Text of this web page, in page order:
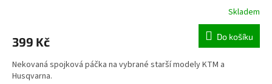
Skladem
399 Kč Do košíku
Nekovaná spojková páčka na vybrané starší modely KTM a
Husqvarna.